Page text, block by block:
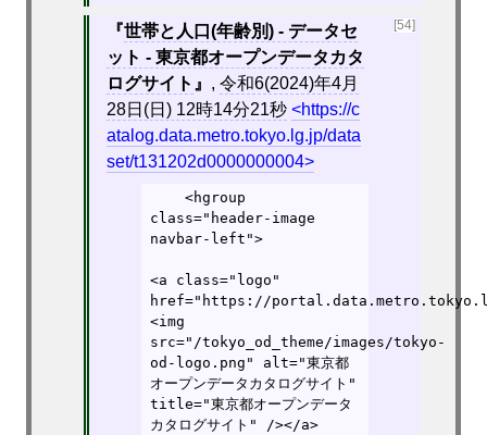
[54]
世帯と人口(年齢別) - データセ
ット - 東京都オープンデータカタ
ログサイト
, 令和6(2024)年4月
28日(日) 12時14分21秒
https://c
atalog.data.metro.tokyo.lg.jp/data
set/t131202d0000000004
    <hgroup
class="header-image
navbar-left">
<a class="logo"
href="https://
<img
src="/tokyo_od_theme/images/tokyo-
od-logo.png" alt="東京都
オープンデータカタログサイト"
title="東京都オープンデータ
カタログサイト" /></a>